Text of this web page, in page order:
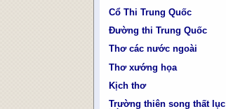
Cổ Thi Trung Quốc
Đường thi Trung Quốc
Thơ các nước ngoài
Thơ xướng họa
Kịch thơ
Trường thiên song thất lục